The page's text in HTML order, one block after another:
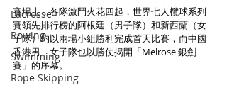
Lacrosse
Rowing
Swimming
Rope Skipping
賽場上，各隊激鬥火花四起，世界七人欖球系列
賽領先排行榜的阿根廷（男子隊）和新西蘭（女
子隊）均以兩場小組勝利完成首天比賽，而中國
香港男、女子隊也以勝仗揭開「Melrose 銀劍
賽」的序幕。